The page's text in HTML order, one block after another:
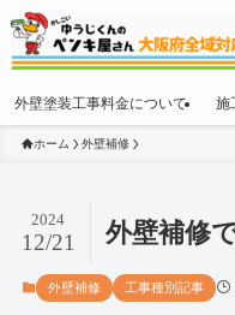
外壁塗装工事料金について 施
ホーム 外壁補修
外壁補修
2024
12/21
外壁補修 工事種別記事